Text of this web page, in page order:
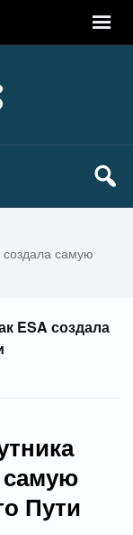
создала самую
ESA создала
самую
Пути